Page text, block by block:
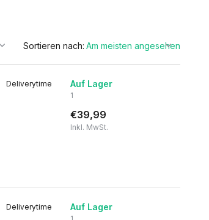
Sortieren nach:
Deliverytime Auf Lager
1
€39,99
Inkl. MwSt.
Deliverytime Auf Lager